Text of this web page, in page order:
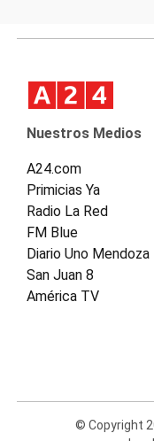
Nuestros Medios
A24.com
Primicias Ya
Radio La Red
FM Blue
Diario Uno Mendoza
San Juan 8
América TV
© Copyright